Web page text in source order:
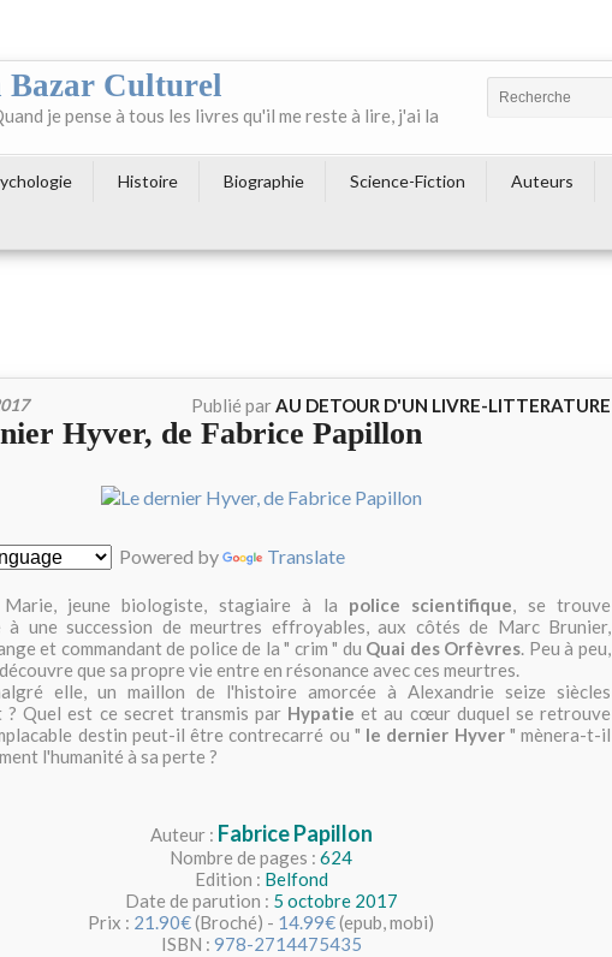
Culturel
je pense à tous les livres qu'il me reste à lire, j'ai la
Histoire Biographie Science-Fiction Auteurs
Publié parAU DETOUR D'UN LIVRE-LITTERATURE
Hyver, de Fabrice Papillon
Powered by Translate
Marie, jeune biologiste, stagiaire à la police scientifique, se trouve
à une succession de meurtres effroyables, aux côtés de Marc Brunier,
et commandant de police de la " crim " du Quai des Orfèvres. Peu à peu,
que sa propre vie entre en résonance avec ces meurtres.
elle, un maillon de l'histoire amorcée à Alexandrie seize siècles
? Quel est ce secret transmis par Hypatie et au cœur duquel se retrouve
destin peut-il être contrecarré ou " le dernier Hyver" mènera-t-il
l'humanité à sa perte ?
Auteur : Fabrice Papillon
Nombre de pages : 624
Edition : Belfond
Date de parution : 5 octobre 2017
Prix : 21.90€(Broché) - 14.99€(epub, mobi)
ISBN : 978-2714475435